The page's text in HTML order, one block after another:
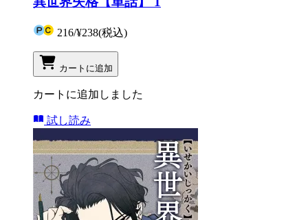
216/¥238(税込)
カートに追加
カートに追加しました
試し読み